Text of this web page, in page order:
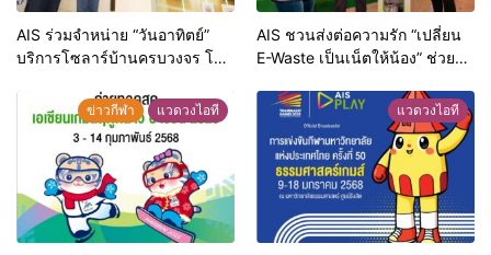
AIS ร่วมจำหน่าย “วันอาทิตย์”
บริการโซลาร์บ้านครบวงจร โดย
เติมเต็มไลฟ์สไตล์ผู้บริโภคที่ใส่ใจ
สิ่งแวดล้อม
AIS ชวนส่งต่อความรัก “เปลี่ยน
E-Waste เป็นเน็ตให้น้อง” ช่วย
ให้เด็กๆ ในพื้นที่ห่างไกล ลดความ
เหลื่อมล้ำทางดิจิทัล
ข่าวกีฬา แวดวงไอที แวดวงไอที